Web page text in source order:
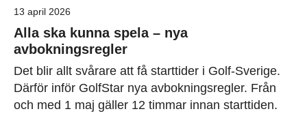
13 april 2026
Alla ska kunna spela – nya
avbokningsregler
Det blir allt svårare att få starttider i Golf-Sverige.
Därför inför GolfStar nya avbokningsregler. Från
och med 1 maj gäller 12 timmar innan starttiden.